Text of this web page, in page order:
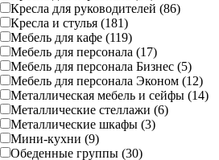
Кресла для руководителей (86)
Кресла и стулья (181)
Мебель для кафе (119)
Мебель для персонала (17)
Мебель для персонала Бизнес (5)
Мебель для персонала Эконом (12)
Металлическая мебель и сейфы (14)
Металлические стеллажи (6)
Металлические шкафы (3)
Мини-кухни (9)
Обеденные группы (30)